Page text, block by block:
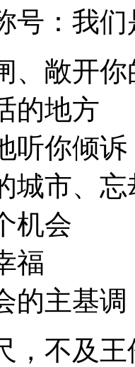
号：我
、敞开你
的地方
听你倾诉
城市、
机会
福
的主基调
，不及